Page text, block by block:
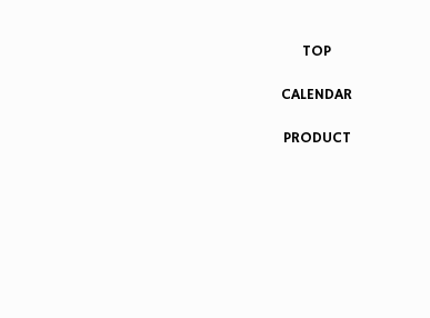
TOP
CALENDAR
PRODUCT